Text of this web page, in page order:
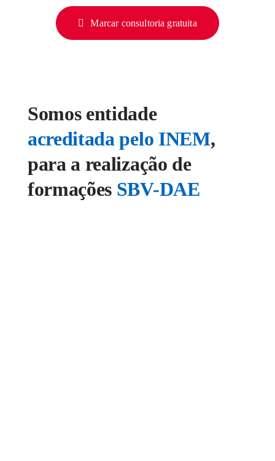
Marcar consultoria gratuita
Somos entidade
acreditada pelo INEM,
para a realização de
formações SBV-DAE